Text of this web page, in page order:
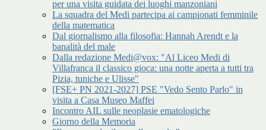
per una visita guidata dei luoghi manzoniani
La squadra del Medi partecipa ai campionati femminile
della matematica
Dal giornalismo alla filosofia: Hannah Arendt e la
banalità del male
Dalla redazione Medi@vox: "Al Liceo Medi di
Villafranca il classico gioca: una notte aperta a tutti tra
Pizia, tuniche e Ulisse"
[FSE+ PN 2021-2027] PSE "Vedo Sento Parlo" in
visita a Casa Museo Maffei
Incontro AIL sulle neoplasie ematologiche
Giorno della Memoria